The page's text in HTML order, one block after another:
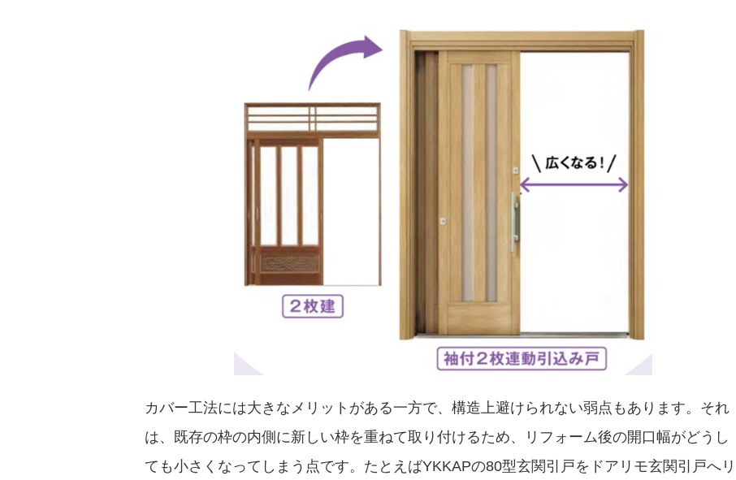
カバー工法には大きなメリットがある一方で、構造上避けられない弱点もあります。それ
は、既存の枠の内側に新しい枠を重ねて取り付けるため、リフォーム後の開口幅がどうし
ても小さくなってしまう点です。たとえばYKKAPの80型玄関引戸をドアリモ玄関引戸へリ